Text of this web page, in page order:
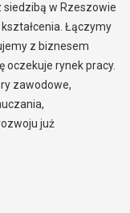
siedzibą w Rzeszowie
Łączymy
z biznesem
oczekuje rynek pracy.
zawodowe,
już